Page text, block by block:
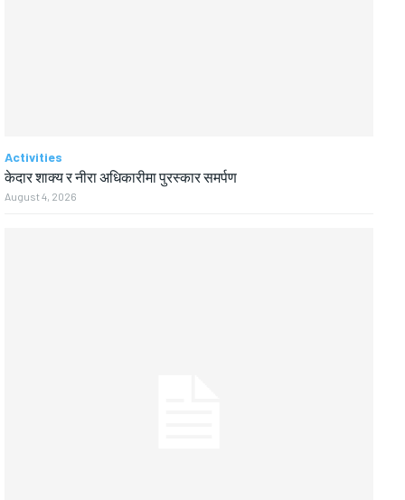
Activities
केदार शाक्य र नीरा अधिकारीमा पुरस्कार समर्पण
August 4, 2026